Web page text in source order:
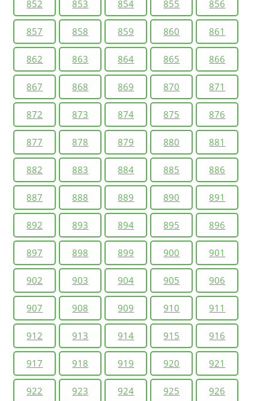
852 853 854 855 856
857 858 859 860 861
862 863 864 865 866
867 868 869 870 871
872 873 874 875 876
877 878 879 880 881
882 883 884 885 886
887 888 889 890 891
892 893 894 895 896
897 898 899 900 901
902 903 904 905 906
907 908 909 910 911
912 913 914 915 916
917 918 919 920 921
922 923 924 925 926